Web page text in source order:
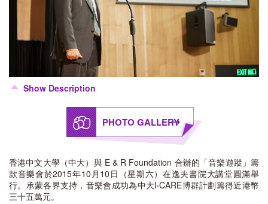
Show Description
PHOTO GALLERY
香港中文大學（中大）與 E & R Foundation 合辦的「音樂遊蹤」籌
款音樂會於2015年10月10日（星期六）在逸夫書院大講堂圓滿舉
行。承蒙各界支持，音樂會成功為中大I‧CARE博群計劃籌得近港幣
三十五萬元。